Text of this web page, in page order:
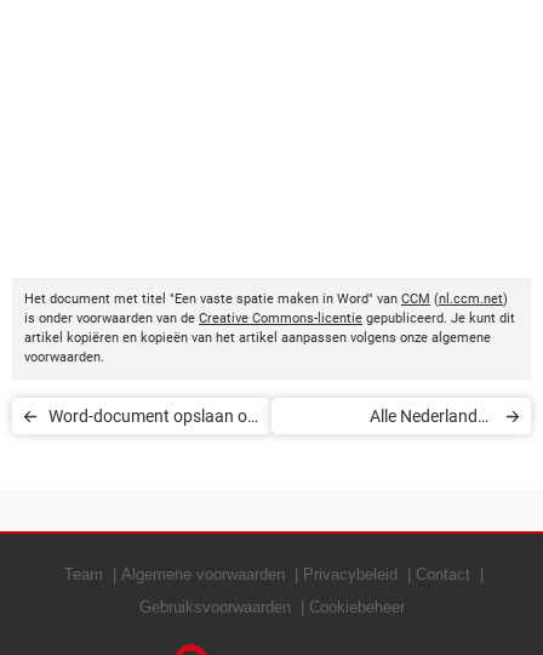
Het document met titel "Een vaste spatie maken in Word" van CCM (nl.ccm.net)
is onder voorwaarden van de Creative Commons-licentie gepubliceerd. Je kunt dit
artikel kopiëren en kopieën van het artikel aanpassen volgens onze algemene
voorwaarden.
Word-document opslaan of
Alle Nederlandse
Team Algemene voorwaarden Privacybeleid
Contact
Gebruiksvoorwaarden
Cookiebeheer